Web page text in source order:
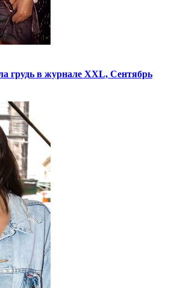
грудь в журнале XXL, Сентябрь